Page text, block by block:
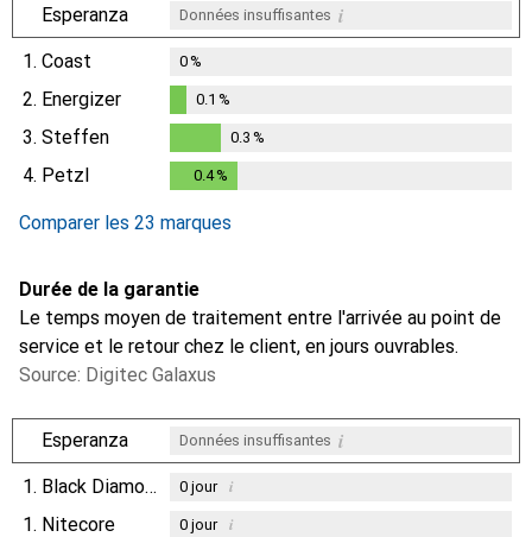
Esperanza Données insuffisantes i
1. Coast 0%
2. Energizer
%
0.1 %
3. Steffen
0.3%
0.3 %
4. Petzl 0.4%
Comparer les 23 marques
Durée de la garantie
Le temps moyen de traitement entre l'arrivée au point de
service et le retour chez le client, en jours ouvrables.
Source: Digitec Galaxus
Esperanza Données insuffisantes i
1. Black Diamond 0jour i
1. Nitecore 0jour i